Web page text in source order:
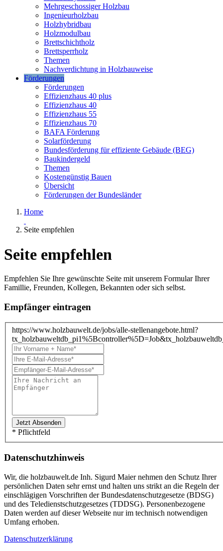
Mehrgeschossiger Holzbau
Ingenieurholzbau
Holzhybridbau
Holzmodulbau
Brettschichtholz
Brettsperrholz
Themen
Nachverdichtung in Holzbauweise
Förderungen
Förderungen
Effizienzhaus 40 plus
Effizienzhaus 40
Effizienzhaus 55
Effizienzhaus 70
BAFA Förderung
Solarförderung
Bundesförderung für effiziente Gebäude (BEG)
Baukindergeld
Themen
Kostengünstig Bauen
Übersicht
Förderungen der Bundesländer
Home
Seite empfehlen
Seite empfehlen
Empfehlen Sie Ihre gewünschte Seite mit unserem Formular Ihrer
Famillie, Freunden, Kollegen, Bekannten oder sich selbst.
Empfänger eintragen
https://www.holzbauwelt.de/jobs/alle-stellenangebote.html?
* Pflichtfeld
Datenschutzhinweis
Wir, die holzbauwelt.de Inh. Sigurd Maier nehmen den Schutz Ihrer
persönlichen Daten sehr ernst und halten uns strikt an die Regeln der
einschlägigen Vorschriften der Bundesdatenschutzgesetze (BDSG)
und des Teledienstschutzgesetzes (TDDSG). Personenbezogene
Daten werden auf dieser Webseite nur im technisch notwendigen
Umfang erhoben.
Datenschutzerklärung